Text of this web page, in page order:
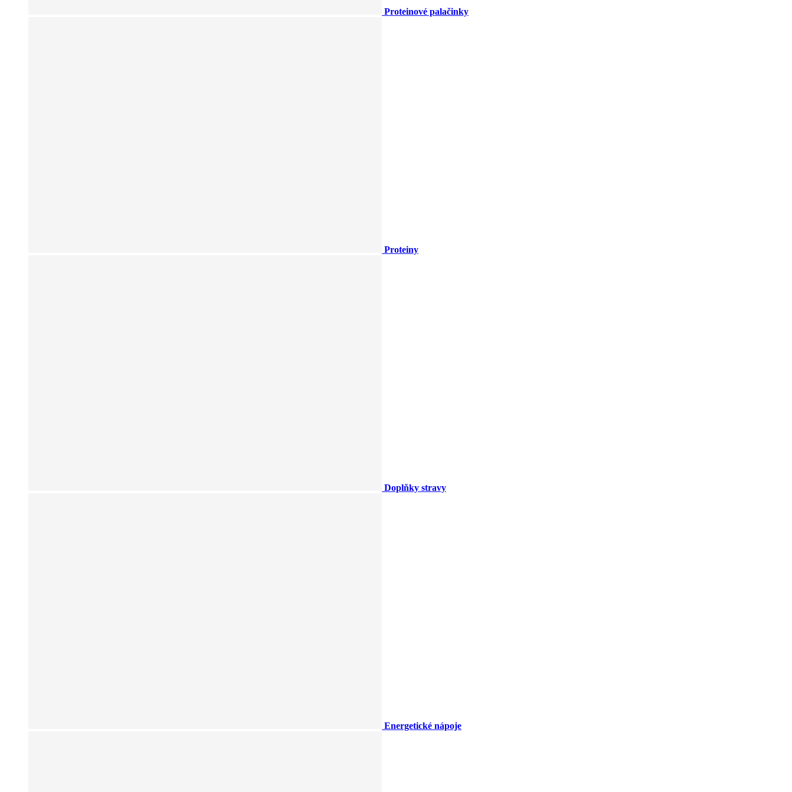
Proteinové palačinky
Proteiny
Doplňky stravy
Energetické nápoje